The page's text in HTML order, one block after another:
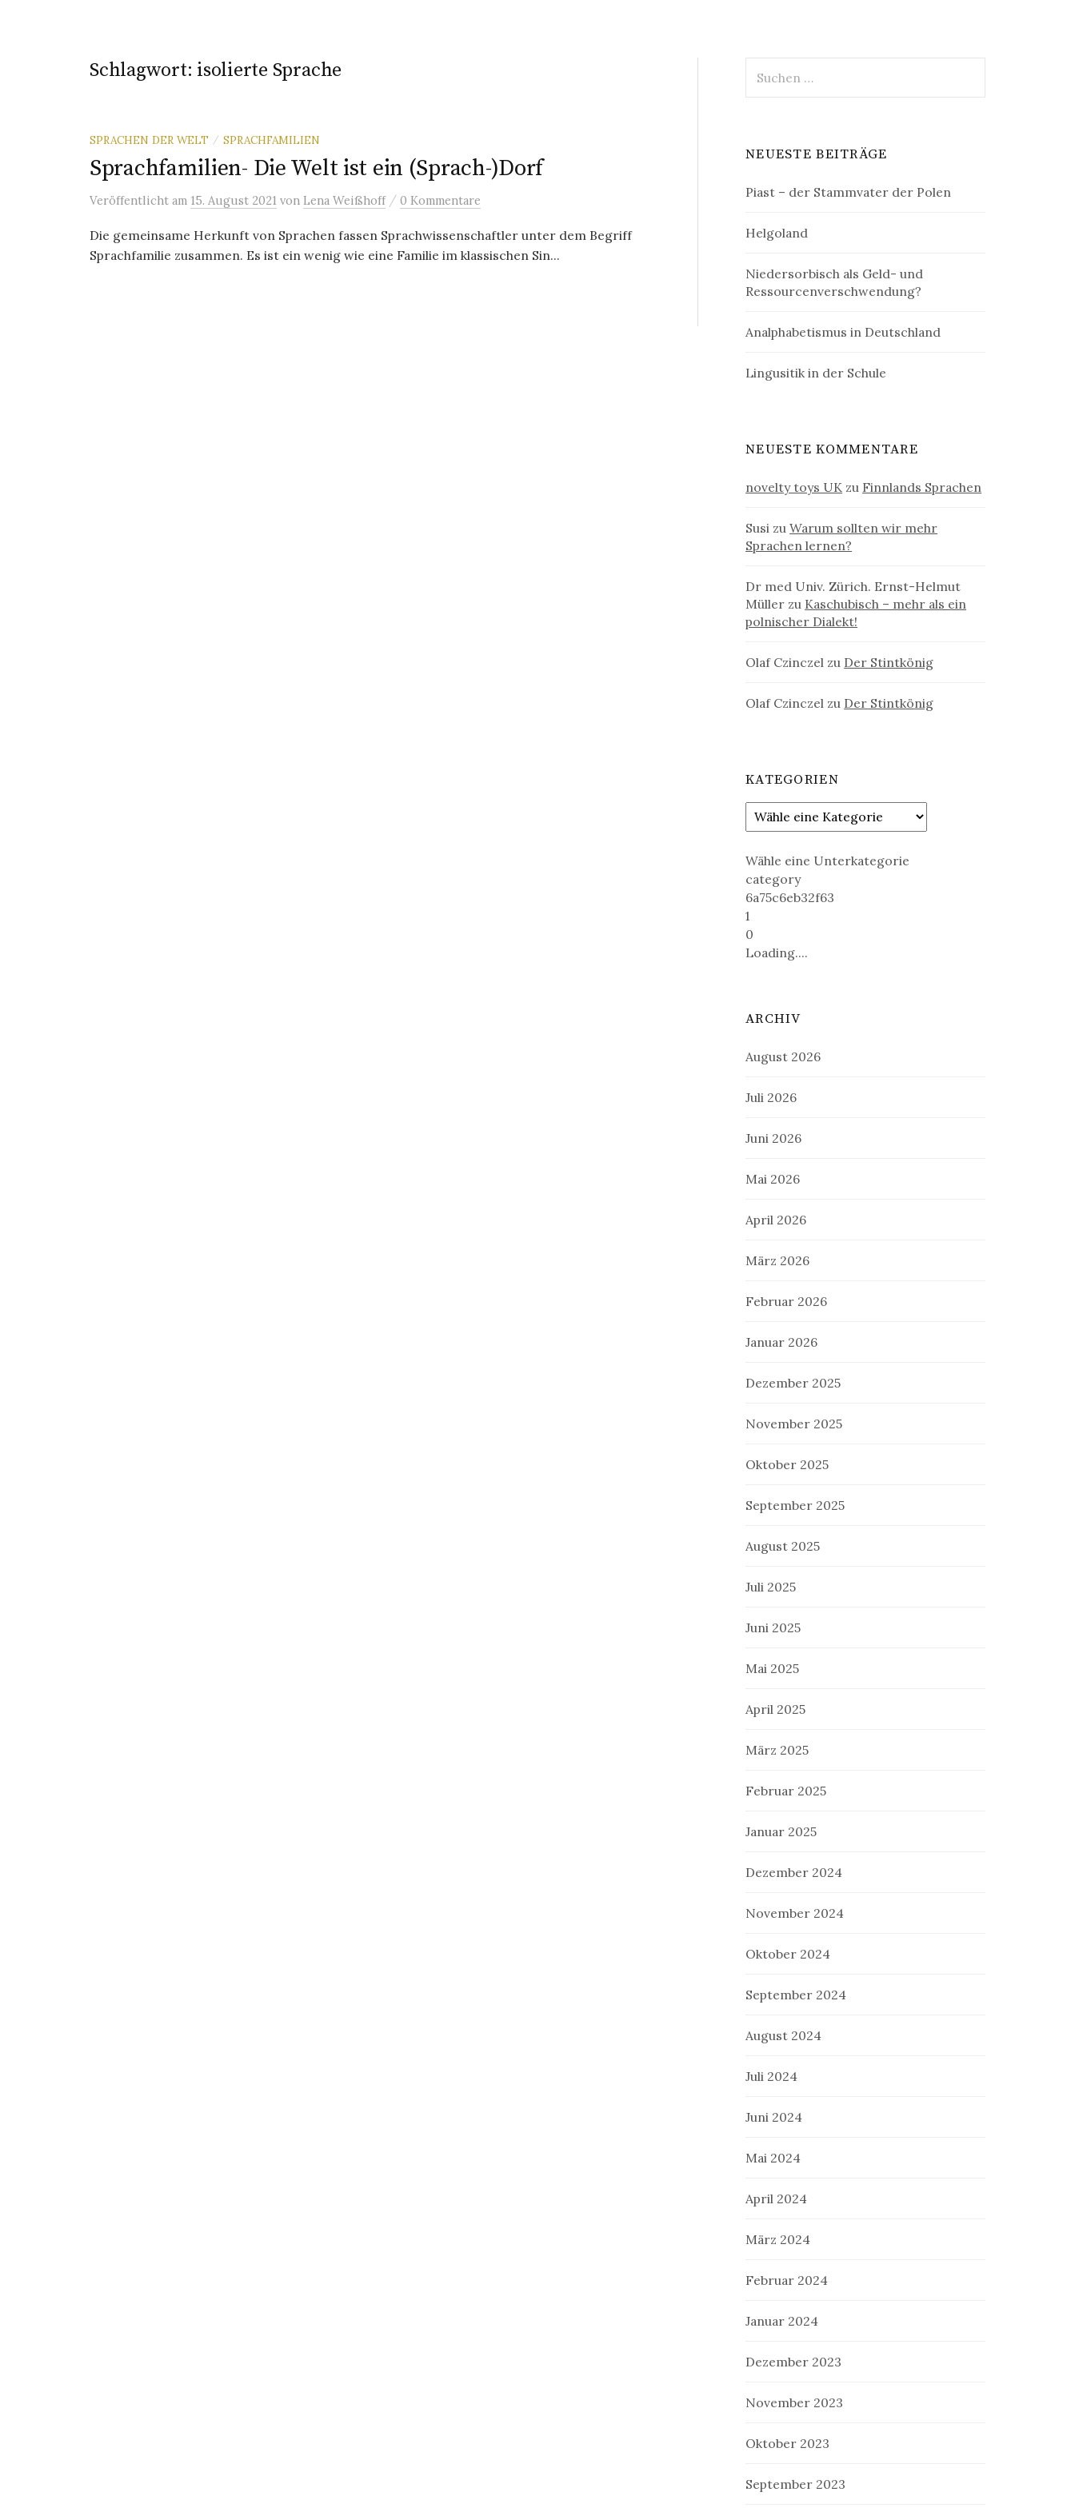
Schlagwort: isolierte Sprache
SPRACHEN DER WELT / SPRACHFAMILIEN
Sprachfamilien- Die Welt ist ein (Sprach-)Dorf
Veröffentlicht am 15. August 2021 von Lena Weißhoff / 0 Kommentare
Die gemeinsame Herkunft von Sprachen fassen Sprachwissenschaftler unter dem Begriff
Sprachfamilie zusammen. Es ist ein wenig wie eine Familie im klassischen Sin...
nach:
NEUESTE BEITRÄGE
Piast – der Stammvater der Polen
Helgoland
Niedersorbisch als Geld- und
Ressourcenverschwendung?
Analphabetismus in Deutschland
Lingusitik in der Schule
NEUESTE KOMMENTARE
novelty toys UK zu Finnlands Sprachen
Susi zuWarum sollten wir mehr
Sprachen lernen?
Dr med Univ. Zürich. Ernst-Helmut
Müller zu Kaschubisch – mehr als ein
polnischer Dialekt!
Olaf Czinczel zu Der Stintkönig
Olaf Czinczel zu Der Stintkönig
KATEGORIEN
Wähle eine Unterkategorie
category
6a75c6eb32f63
1
0
Loading....
ARCHIV
August 2026
Juli 2026
Juni 2026
Mai 2026
April 2026
März 2026
Februar 2026
Januar 2026
Dezember 2025
November 2025
Oktober 2025
September 2025
August 2025
Juli 2025
Juni 2025
Mai 2025
April 2025
März 2025
Februar 2025
Januar 2025
Dezember 2024
November 2024
Oktober 2024
September 2024
August 2024
Juli 2024
Juni 2024
Mai 2024
April 2024
März 2024
Februar 2024
Januar 2024
Dezember 2023
November 2023
Oktober 2023
September 2023